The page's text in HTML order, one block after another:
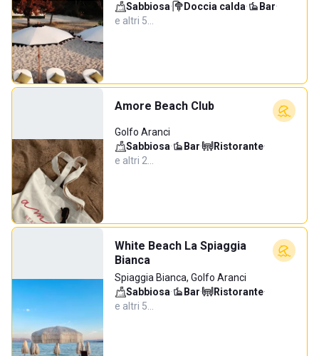
Sabbiosa· Doccia calda· Bar·
e altri 5…
Amore Beach Club
Golfo Aranci
Sabbiosa· Bar· Ristorante·
e altri 2…
White Beach La Spiaggia
Bianca
Spiaggia Bianca, Golfo Aranci
Sabbiosa· Bar· Ristorante·
e altri 5…